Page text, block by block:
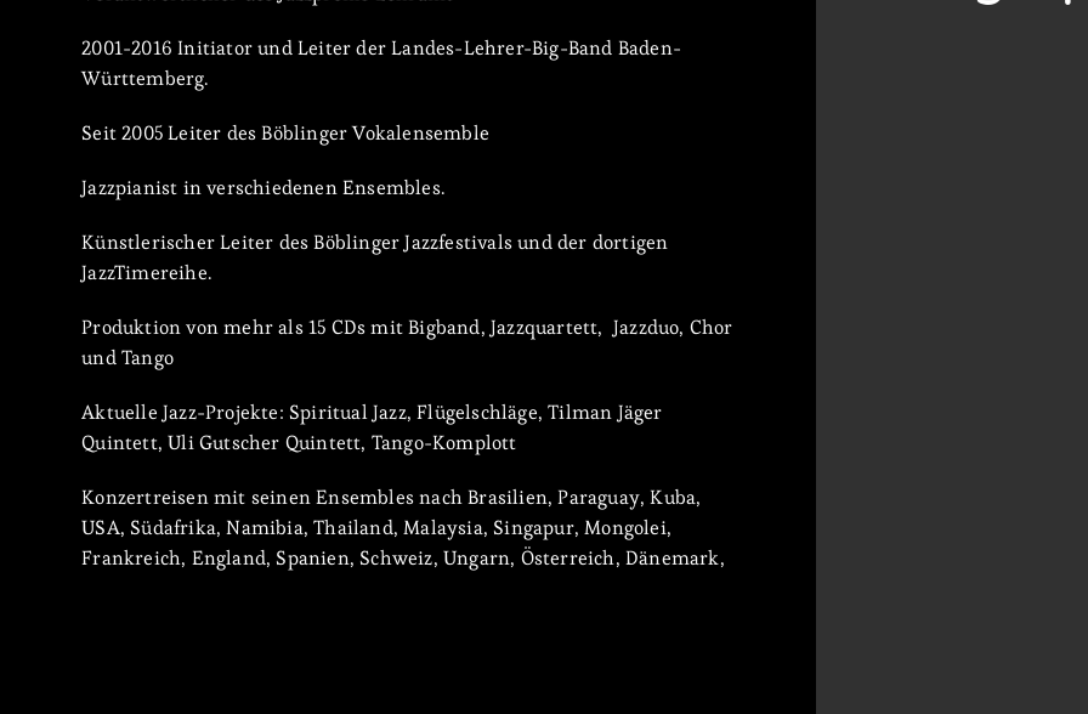
2001-2016 Initiator und Leiter der Landes-Lehrer-Big-Band Baden-
Württemberg.
Seit 2005 Leiter des Böblinger Vokalensemble
Jazzpianist in verschiedenen Ensembles.
Künstlerischer Leiter des Böblinger Jazzfestivals und der dortigen
JazzTimereihe.
Produktion von mehr als 15 CDs mit Bigband, Jazzquartett, Jazzduo, Chor
und Tango
Aktuelle Jazz-Projekte: Spiritual Jazz, Flügelschläge, Tilman Jäger
Quintett, Uli Gutscher Quintett, Tango-Komplott
Konzertreisen mit seinen Ensembles nach Brasilien, Paraguay, Kuba,
USA, Südafrika, Namibia, Thailand, Malaysia, Singapur, Mongolei,
Frankreich, England, Spanien, Schweiz, Ungarn, Österreich, Dänemark,